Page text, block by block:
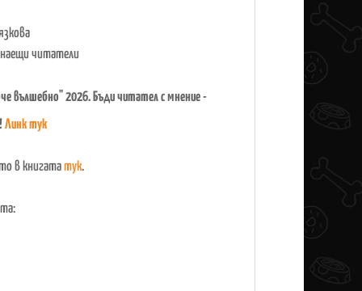
читатели
вълшебно" 2026. Бъди читател с мнение -
Линк тук
в книгататук.